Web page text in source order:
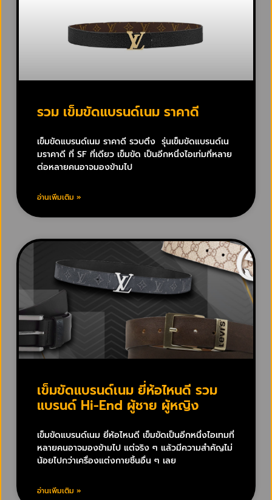
รวม เข็มขัดแบรนด์เนม ราคาดี
เข็มขัดแบรนด์เนม ราคาดี รวบตึง รุ่นเข็มขัดแบรนด์เน
มราคาดี ที่ SF ที่เดียว เข็มขัด เป็นอีกหนึ่งไอเท่มที่หลาย
ต่อหลายคนอาจมองข้ามไป
อ่านเพิ่มเติม »
เข็มขัดแบรนด์เนม ยี่ห้อไหนดี รวม
แบรนด์ Hi-End ผู้ชาย ผู้หญิง
เข็มขัดแบรนด์เนม ยี่ห้อไหนดี เข็มขัดเป็นอีกหนึ่งไอเทมที่
หลายคนอาจมองข้ามไป แต่จริง ๆ แล้วมีความสำคัญไม่
น้อยไปกว่าเครื่องแต่งกายชิ้นอื่น ๆ เลย
อ่านเพิ่มเติม »